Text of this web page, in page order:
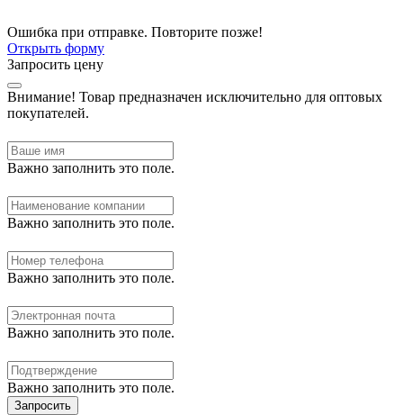
Ошибка при отправке. Повторите позже!
Открыть форму
Запросить цену
Внимание! Товар предназначен исключительно для оптовых
покупателей.
Важно заполнить это поле.
Важно заполнить это поле.
Важно заполнить это поле.
Важно заполнить это поле.
Важно заполнить это поле.
Запросить